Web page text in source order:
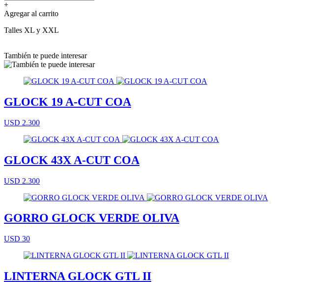
+
Agregar al carrito
Talles XL y XXL
También te puede interesar
GLOCK 19 A-CUT COA
USD 2.300
GLOCK 43X A-CUT COA
USD 2.300
GORRO GLOCK VERDE OLIVA
USD 30
LINTERNA GLOCK GTL II